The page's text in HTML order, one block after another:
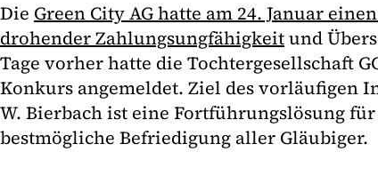
Die Green City AG hatte am 24. Januar
drohender Zahlungsungfähigkeitund
Tage vorher hatte die Tochtergesellschaft
Konkurs angemeldet. Ziel des vorläufigen
W. Bierbach ist eine Fortführungslösung
bestmögliche Befriedigung aller Gläubiger.